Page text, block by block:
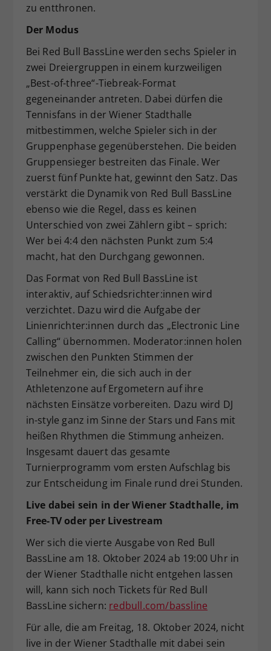
zu entthronen.
Der Modus
Bei Red Bull BassLine werden sechs Spieler in
zwei Dreiergruppen in einem kurzweiligen
„Best-of-three“-Tiebreak-Format
gegeneinander antreten. Dabei dürfen die
Tennisfans in der Wiener Stadthalle
mitbestimmen, welche Spieler sich in der
Gruppenphase gegenüberstehen. Die beiden
Gruppensieger bestreiten das Finale. Wer
zuerst fünf Punkte hat, gewinnt den Satz. Das
verstärkt die Dynamik von Red Bull BassLine
ebenso wie die Regel, dass es keinen
Unterschied von zwei Zählern gibt – sprich:
Wer bei 4:4 den nächsten Punkt zum 5:4
macht, hat den Durchgang gewonnen.
Das Format von Red Bull BassLine ist
interaktiv, auf Schiedsrichter:innen wird
verzichtet. Dazu wird die Aufgabe der
Linienrichter:innen durch das „Electronic Line
Calling“ übernommen. Moderator:innen holen
zwischen den Punkten Stimmen der
Teilnehmer ein, die sich auch in der
Athletenzone auf Ergometern auf ihre
nächsten Einsätze vorbereiten. Dazu wird DJ
in-style ganz im Sinne der Stars und Fans mit
heißen Rhythmen die Stimmung anheizen.
Insgesamt dauert das gesamte
Turnierprogramm vom ersten Aufschlag bis
zur Entscheidung im Finale rund drei Stunden.
Live dabei sein in der Wiener Stadthalle, im
Free-TV oder per Livestream
Wer sich die vierte Ausgabe von Red Bull
BassLine am 18. Oktober 2024 ab 19:00 Uhr in
der Wiener Stadthalle nicht entgehen lassen
will, kann sich noch Tickets für Red Bull
BassLine sichern: redbull.com/bassline
Für alle, die am Freitag, 18. Oktober 2024, nicht
live in der Wiener Stadthalle mit dabei sein